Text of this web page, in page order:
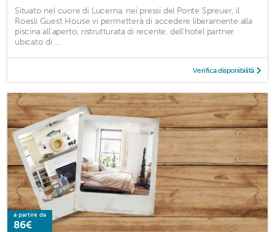
Situato nel cuore di Lucerna, nei pressi del Ponte Spreuer, il
Roesli Guest House vi permetterà di accedere liberamente alla
piscina all'aperto, ristrutturata di recente, dell'hotel partner
ubicato di ...
Verifica disponibilità
a partire da
86€